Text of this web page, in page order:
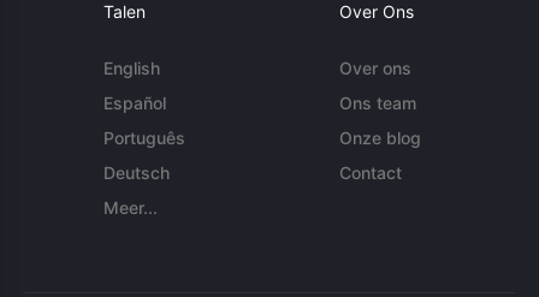
Talen
English
Español
Português
Deutsch
Meer...
Over Ons
Over ons
Ons team
Onze blog
Contact